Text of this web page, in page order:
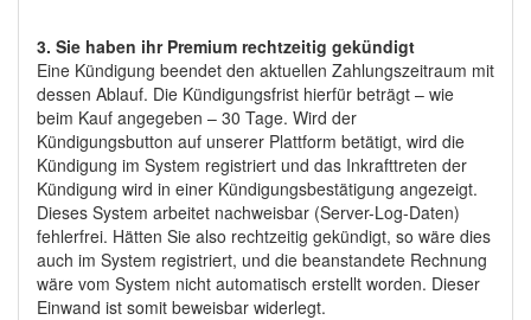
3. Sie haben ihr Premium rechtzeitig gekündigt
Eine Kündigung beendet den aktuellen Zahlungszeitraum mit
dessen Ablauf. Die Kündigungsfrist hierfür beträgt – wie
beim Kauf angegeben – 30 Tage. Wird der
Kündigungsbutton auf unserer Plattform betätigt, wird die
Kündigung im System registriert und das Inkrafttreten der
Kündigung wird in einer Kündigungsbestätigung angezeigt.
Dieses System arbeitet nachweisbar (Server-Log-Daten)
fehlerfrei. Hätten Sie also rechtzeitig gekündigt, so wäre dies
auch im System registriert, und die beanstandete Rechnung
wäre vom System nicht automatisch erstellt worden. Dieser
Einwand ist somit beweisbar widerlegt.